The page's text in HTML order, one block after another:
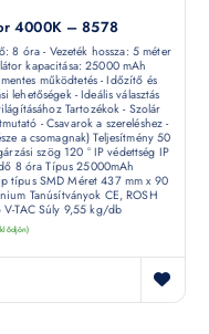
4000K – 8578
8 óra - Vezeték hossza: 5 méter
kapacitása: 25000 mAh
működtetés - Időzítő és
lehetőségek - Ideális választás
Tartozékok - Szolár
- Csavarok a szereléshez -
a csomagnak) Teljesítmény 50
szög 120 ° IP védettség IP
8 óra Típus 25000mAh
típus SMD Méret 437 mm x 90
Tanúsítványok CE, ROSH
TAC Súly 9,55 kg/db